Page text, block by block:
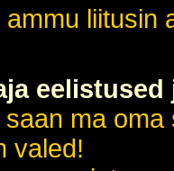
ammu
eelistused
saan ma
valed!